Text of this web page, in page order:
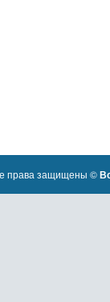
права защищены ©